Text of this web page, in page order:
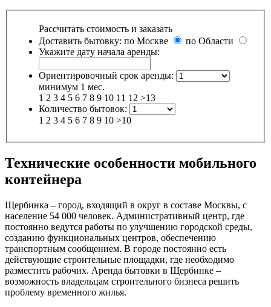
Рассчитать стоимость и заказать
Доставить бытовку: по Москве
по Области
Укажите дату начала аренды:
Ориентировочный срок аренды:
минимум 1 мес.
1 2 3 4 5 6 7 8 9 10 11 12 >13
Количество бытовок:
1 2 3 4 5 6 7 8 9 10 >10
Технические особенности мобильного
контейнера
Щербинка – город, входящий в округ в составе Москвы, с
население 54 000 человек. Административный центр, где
постоянно ведутся работы по улучшению городской среды,
созданию функциональных центров, обеспечению
транспортным сообщением. В городе постоянно есть
действующие строительные площадки, где необходимо
разместить рабочих. Аренда бытовки в Щербинке –
возможность владельцам строительного бизнеса решить
проблему временного жилья.